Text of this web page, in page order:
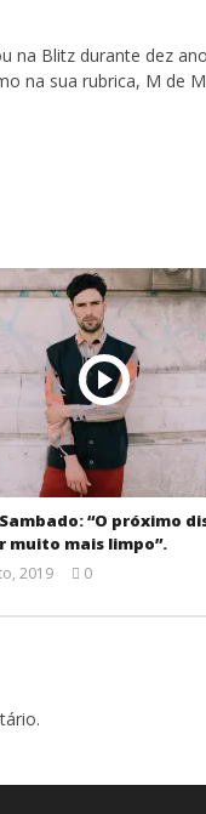
na Blitz durante dez
na sua rubrica, M de
“O próximo
muito mais limpo”.
2019
Ventura
0